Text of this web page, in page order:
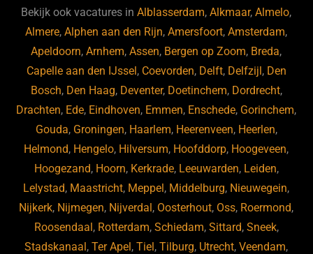
b
o
o
k
ky dI
n
Bekijk ook vacatures inAlblasserdam,Alkmaar,Almelo,
Almere,Alphen aan den Rijn,Amersfoort,Amsterdam,
Apeldoorn,Arnhem,Assen, Bergen op Zoom, Breda,
Capelle aan den IJssel , Coevorden, Delft, Delfzijl , Den
Bosch, Den Haag, Deventer, Doetinchem, Dordrecht,
Drachten, Ede, Eindhoven, Emmen, Enschede, Gorinchem,
Gouda, Groningen, Haarlem, Heerenveen, Heerlen,
Helmond, Hengelo, Hilversum, Hoofddorp, Hoogeveen,
Hoogezand, Hoorn, Kerkrade, Leeuwarden, Leiden,
Lelystad, Maastricht, Meppel , Middelburg, Nieuwegein,
Nijkerk, Nijmegen, Nijverdal , Oosterhout, Oss, Roermond,
Roosendaal , Rotterdam, Schiedam, Sittard, Sneek,
Stadskanaal ,Ter Apel ,Tiel ,Tilburg, Utrecht,Veendam,